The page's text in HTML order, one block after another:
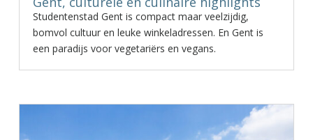
Studentenstad Gent is compact maar veelzijdig,
bomvol cultuur en leuke winkeladressen. En Gent is
een paradijs voor vegetariërs en vegans.